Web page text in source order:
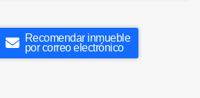
Recomendar inmueble
por correo electrónico